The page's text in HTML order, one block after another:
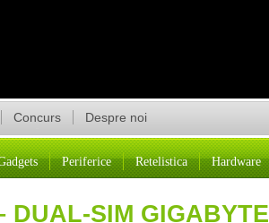
Concurs Despre noi
Periferice Retelistica Hardware
DUAL-SIM GIGABYTE